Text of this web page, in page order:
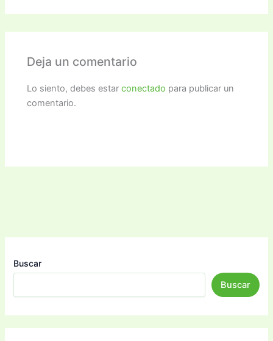
Deja un comentario
Lo siento, debes estarconectado para publicar un
comentario.
Buscar
Buscar